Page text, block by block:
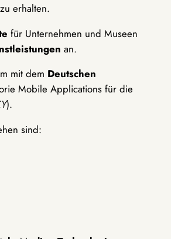
erhalten.
für Unternehmen und Museen
an.
mit dem Deutschen
Mobile Applications für die
).
sind: